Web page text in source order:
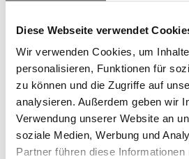
Diese Webseite verwendet
Wir verwenden Cookies, um
personalisieren, Funktionen für
zu können und die Zugriffe auf
analysieren. Außerdem geben wir
Verwendung unserer Website an
soziale Medien, Werbung und
Partner führen diese
Kontrollbox ist ein 300 Liter
ein 100 Liter Pufferspeicher,
Umschaltventil, zwei thermische
ein Schlamm- und
Pumpengruppe mit
Brauchwasserfühler sind im
Komponenten enthalten.